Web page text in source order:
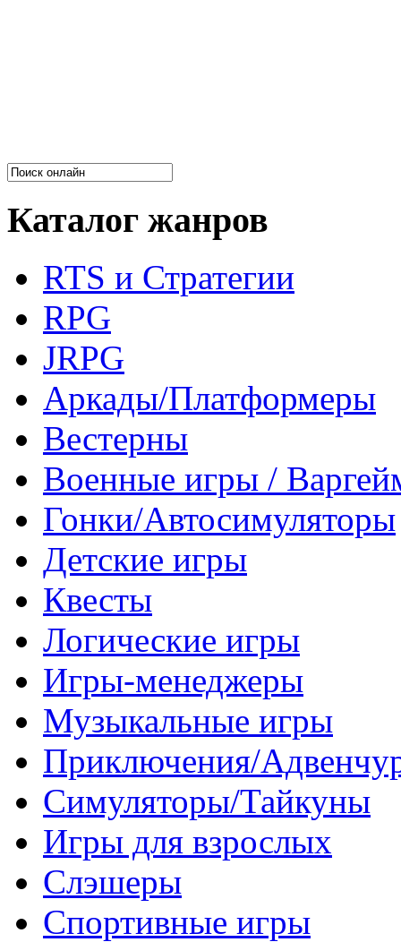
Каталог жанров
RTS и Стратегии
RPG
JRPG
Аркады/Платформеры
Вестерны
Военные игры /
Гонки/Автосимуляторы
Детские игры
Квесты
Логические игры
Игры-менеджеры
Музыкальные игры
Приключения/
Симуляторы/Тайкуны
Игры для взрослых
Слэшеры
Спортивные игры